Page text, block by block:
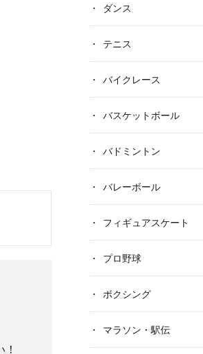
ダンス
テニス
バイクレース
バスケットボール
バドミントン
バレーボール
フィギュアスケート
プロ野球
ボクシング
マラソン・駅伝